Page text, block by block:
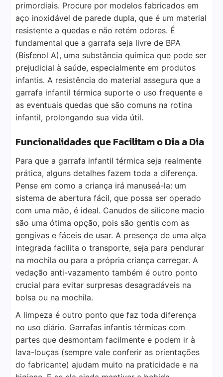
primordiais. Procure por modelos fabricados em
aço inoxidável de parede dupla, que é um material
resistente a quedas e não retém odores. É
fundamental que a garrafa seja livre de BPA
(Bisfenol A), uma substância química que pode ser
prejudicial à saúde, especialmente em produtos
infantis. A resistência do material assegura que a
garrafa infantil térmica suporte o uso frequente e
as eventuais quedas que são comuns na rotina
infantil, prolongando sua vida útil.
Funcionalidades que Facilitam o Dia a Dia
Para que a garrafa infantil térmica seja realmente
prática, alguns detalhes fazem toda a diferença.
Pense em como a criança irá manuseá-la: um
sistema de abertura fácil, que possa ser operado
com uma mão, é ideal. Canudos de silicone macio
são uma ótima opção, pois são gentis com as
gengivas e fáceis de usar. A presença de uma alça
integrada facilita o transporte, seja para pendurar
na mochila ou para a própria criança carregar. A
vedação anti-vazamento também é outro ponto
crucial para evitar surpresas desagradáveis na
bolsa ou na mochila.
A limpeza é outro ponto que faz toda diferença
no uso diário. Garrafas infantis térmicas com
partes que desmontam facilmente e podem ir à
lava-louças (sempre vale conferir as orientações
do fabricante) ajudam muito na praticidade e na